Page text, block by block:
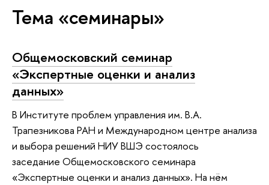
Тема «семинары»
Общемосковский семинар
«Экспертные оценки и анализ
данных»
В Институте проблем управления им. В.А.
Трапезникова РАН и Международном центре анализа
и выбора решений НИУ ВШЭ состоялось
заседание Общемосковского семинара
«Экспертные оценки и анализ данных». На нём